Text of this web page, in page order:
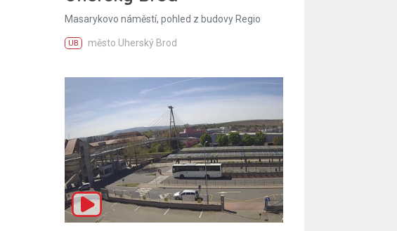
Masarykovo náměstí, pohled z budovy Regio
UB město Uherský Brod